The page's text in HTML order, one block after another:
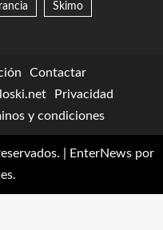
Skimo
Contactar
Privacidad
y condiciones
EnterNews por